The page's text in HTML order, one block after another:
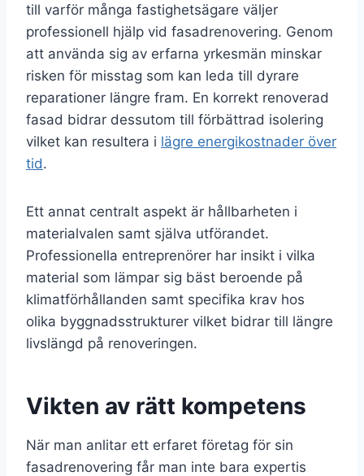
till varför många fastighetsägare väljer
professionell hjälp vid fasadrenovering. Genom
att använda sig av erfarna yrkesmän minskar
risken för misstag som kan leda till dyrare
reparationer längre fram. En korrekt renoverad
fasad bidrar dessutom till förbättrad isolering
vilket kan resultera i lägre energikostnader över
tid.
Ett annat centralt aspekt är hållbarheten i
materialvalen samt själva utförandet.
Professionella entreprenörer har insikt i vilka
material som lämpar sig bäst beroende på
klimatförhållanden samt specifika krav hos
olika byggnadsstrukturer vilket bidrar till längre
livslängd på renoveringen.
Vikten av rätt kompetens
När man anlitar ett erfaret företag för sin
fasadrenovering får man inte bara expertis